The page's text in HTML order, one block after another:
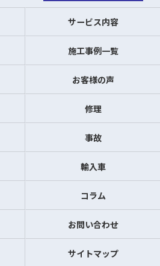
サービス内容
施工事例一覧
お客様の声
修理
事故
輸入車
コラム
お問い合わせ
サイトマップ